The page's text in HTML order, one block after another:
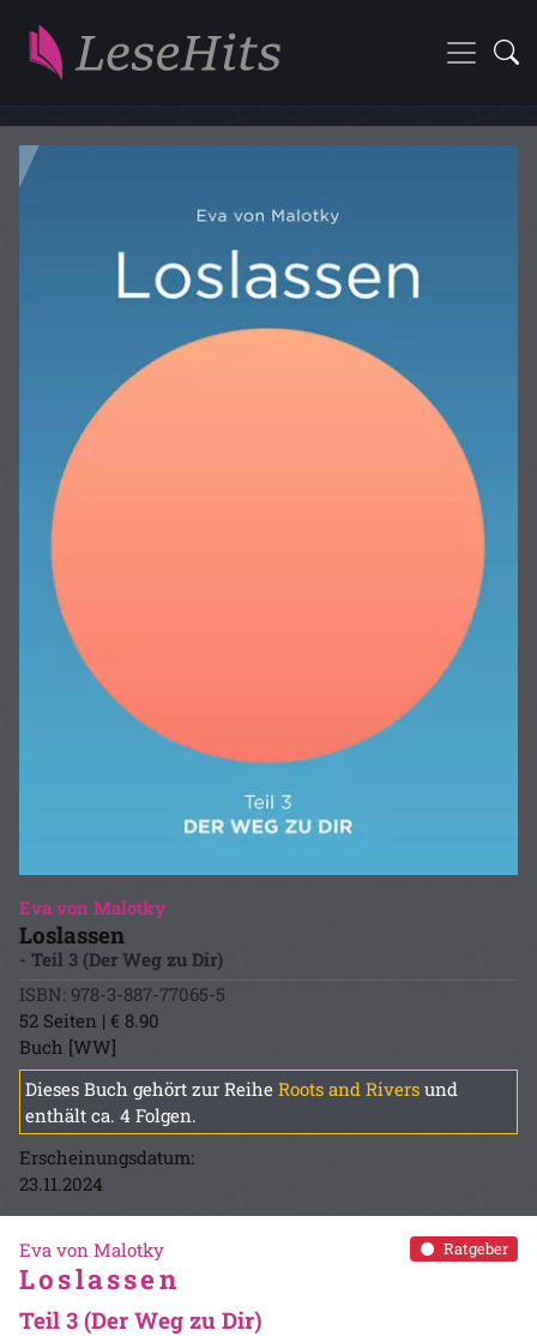
Eva von Malotky
Loslassen
- Teil 3 (Der Weg zu Dir)
ISBN: 978-3-887-77065-5
52 Seiten | € 8.90
Buch [WW]
Dieses Buch gehört zur Reihe Roots and Rivers und
enthält ca. 4 Folgen.
Erscheinungsdatum:
23.11.2024
Ratgeber
Eva von Malotky
Loslassen
Teil 3 (Der Weg zu Dir)